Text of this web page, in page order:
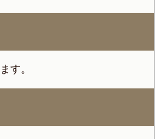
す。